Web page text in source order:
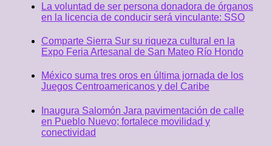
La voluntad de ser persona donadora de órganos
en la licencia de conducir será vinculante: SSO
Comparte Sierra Sur su riqueza cultural en la
Expo Feria Artesanal de San Mateo Río Hondo
México suma tres oros en última jornada de los
Juegos Centroamericanos y del Caribe
Inaugura Salomón Jara pavimentación de calle
en Pueblo Nuevo; fortalece movilidad y
conectividad